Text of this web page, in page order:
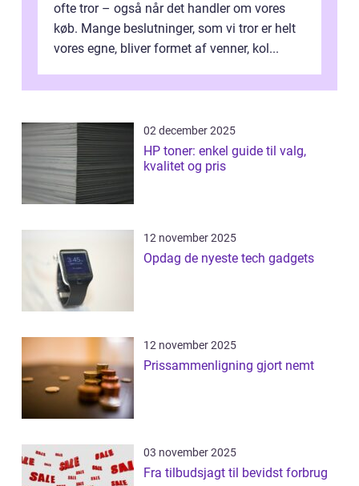
ofte tror – også når det handler om vores
køb. Mange beslutninger, som vi tror er helt
vores egne, bliver formet af venner, kol...
02 december 2025
HP toner: enkel guide til valg,
kvalitet og pris
12 november 2025
Opdag de nyeste tech gadgets
12 november 2025
Prissammenligning gjort nemt
03 november 2025
Fra tilbudsjagt til bevidst forbrug